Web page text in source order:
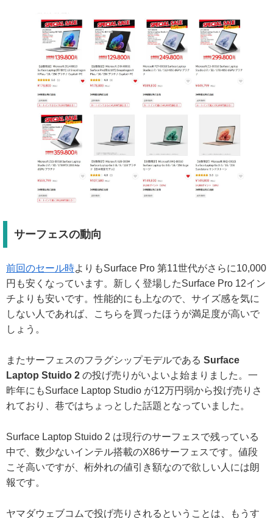
サーフェスの動向
前回のセール時よりもSurface Pro 第11世代がさらに10,000
円も安くなっています。新しく登場したSurface Pro 12イン
チよりも安いです。性能的にも上なので、サイズ感を気に
しない人であれば、こちらを買ったほうが満足度が高いで
しょう。
またサーフェスのフラグシップモデルである Surface
Laptop Stuido 2 の投げ売りがいよいよ始まりました。一
昨年にもSurface Laptop Studio が12万円弱から投げ売りさ
れており、巷ではちょっとした話題となっていました。
Surface Laptop Stuido 2 は現行のサーフェスで残っている
中で、数少ないインテル搭載のX86サーフェスです。値段
こそ高いですが、桁外れの値引き額なので欲しい人には朗
報です。
ヤマダウェブコムで投げ売りされるということは、もうす